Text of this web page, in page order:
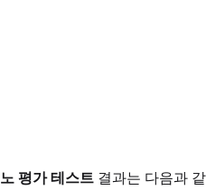
평가 테스트 결과는 다음과